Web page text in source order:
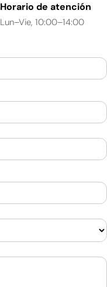
Horario de atención
Lun–Vie, 10:00–14:00